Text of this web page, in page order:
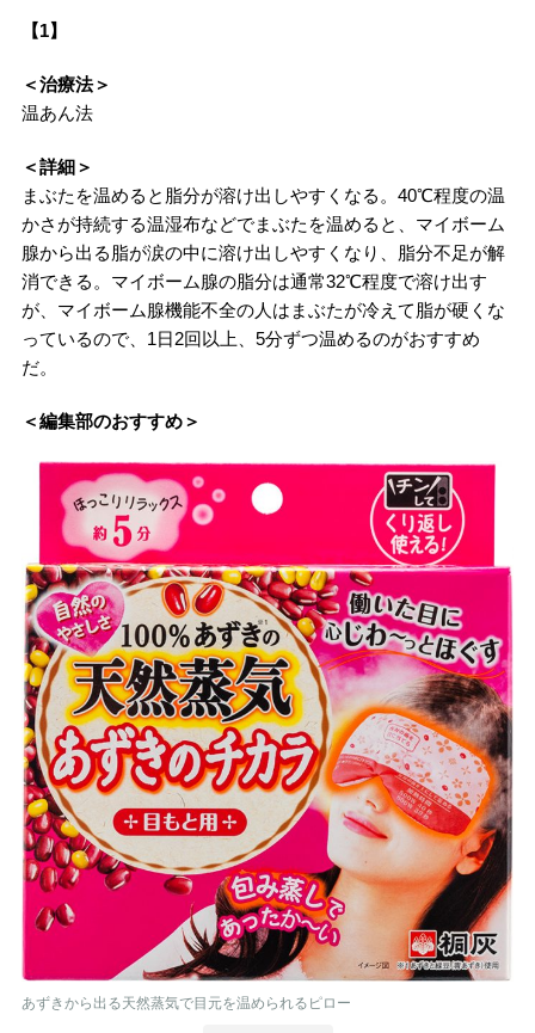
【1】
＜治療法＞
温あん法
＜詳細＞
まぶたを温めると脂分が溶け出しやすくなる。40℃程度の温
かさが持続する温湿布などでまぶたを温めると、マイボーム
腺から出る脂が涙の中に溶け出しやすくなり、脂分不足が解
消できる。マイボーム腺の脂分は通常32℃程度で溶け出す
が、マイボーム腺機能不全の人はまぶたが冷えて脂が硬くな
っているので、1日2回以上、5分ずつ温めるのがおすすめ
だ。
＜編集部のおすすめ＞
あずきから出る天然蒸気で目元を温められるピロー